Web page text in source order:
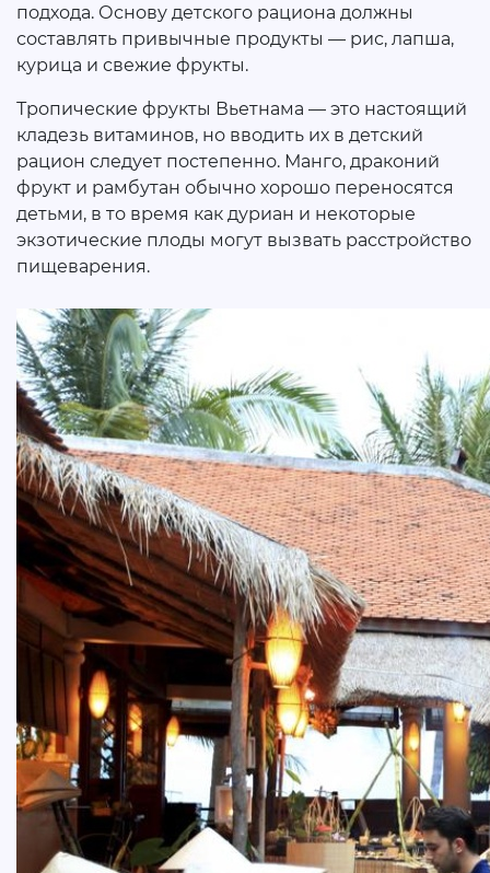
подхода. Основу детского рациона должны
составлять привычные продукты — рис, лапша,
курица и свежие фрукты.
Тропические фрукты Вьетнама — это настоящий
кладезь витаминов, но вводить их в детский
рацион следует постепенно. Манго, драконий
фрукт и рамбутан обычно хорошо переносятся
детьми, в то время как дуриан и некоторые
экзотические плоды могут вызвать расстройство
пищеварения.